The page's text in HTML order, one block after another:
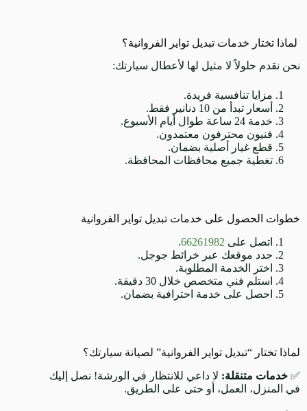
لماذا تختار خدمات تبديل تواير الفروانية؟
نحن نقدم حلولاً لا مثيل لها لأعطال سيارتك:
مزايا تنافسية فريدة.
أسعار تبدأ من 10 دنانير فقط.
خدمة 24 ساعة طوال أيام الأسبوع.
فنيون محترفون معتمدون.
قطع غيار أصلية بضمان.
تغطية جميع محافظات المحافظة.
خطوات الحصول على خدمات تبديل تواير الفروانية
اتصل على 66261982
.
حدد موقعك عبر خرائط جوجل.
اختر الخدمة المطلوبة.
استلم فني متخصص خلال 30 دقيقة.
احصل على خدمة احترافية بضمان.
لماذا تختار “تبديل تواير الفروانية” لصيانة سيارتك؟
✅ خدمات متنقلة: لا داعي للانتظار في الورشة! نصل إليك
في المنزل، العمل، أو حتى على الطريق.